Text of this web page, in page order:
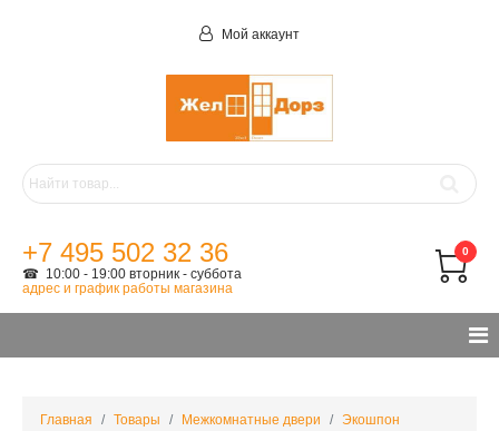
Мой аккаунт
+7 495 502 32 36
☎ 10:00 - 19:00 вторник - суббота
адрес и график работы магазина
0
Главная Товары Межкомнатные двери
Экошпон